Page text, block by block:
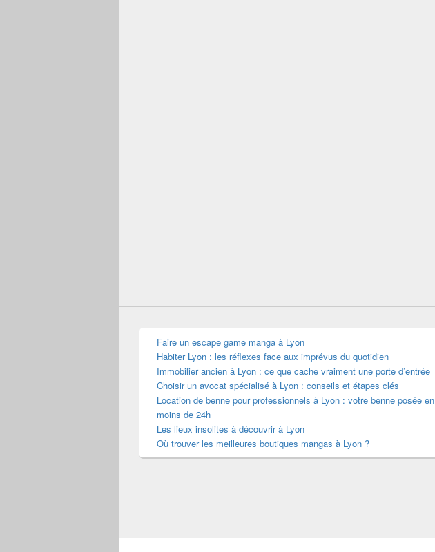
Faire un escape game manga à Lyon
Habiter Lyon : les réflexes face aux imprévus du quotidien
Immobilier ancien à Lyon : ce que cache vraiment une porte d’entrée
Choisir un avocat spécialisé à Lyon : conseils et étapes clés
Location de benne pour professionnels à Lyon : votre benne posée en
moins de 24h
Les lieux insolites à découvrir à Lyon
Où trouver les meilleures boutiques mangas à Lyon ?